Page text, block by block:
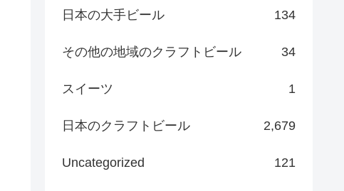
日本の大手ビール 134
その他の地域のクラフトビール 34
スイーツ 1
日本のクラフトビール 2,679
Uncategorized 121